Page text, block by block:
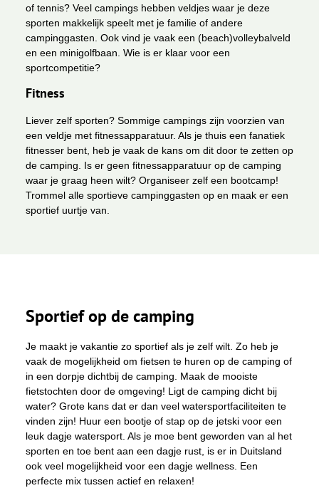
of tennis? Veel campings hebben veldjes waar je deze
sporten makkelijk speelt met je familie of andere
campinggasten. Ook vind je vaak een (beach)volleybalveld
en een minigolfbaan. Wie is er klaar voor een
sportcompetitie?
Fitness
Liever zelf sporten? Sommige campings zijn voorzien van
een veldje met fitnessapparatuur. Als je thuis een fanatiek
fitnesser bent, heb je vaak de kans om dit door te zetten op
de camping. Is er geen fitnessapparatuur op de camping
waar je graag heen wilt? Organiseer zelf een bootcamp!
Trommel alle sportieve campinggasten op en maak er een
sportief uurtje van.
Sportief op de camping
Je maakt je vakantie zo sportief als je zelf wilt. Zo heb je
vaak de mogelijkheid om fietsen te huren op de camping of
in een dorpje dichtbij de camping. Maak de mooiste
fietstochten door de omgeving! Ligt de camping dicht bij
water? Grote kans dat er dan veel watersportfaciliteiten te
vinden zijn! Huur een bootje of stap op de jetski voor een
leuk dagje watersport. Als je moe bent geworden van al het
sporten en toe bent aan een dagje rust, is er in Duitsland
ook veel mogelijkheid voor een dagje wellness. Een
perfecte mix tussen actief en relaxen!